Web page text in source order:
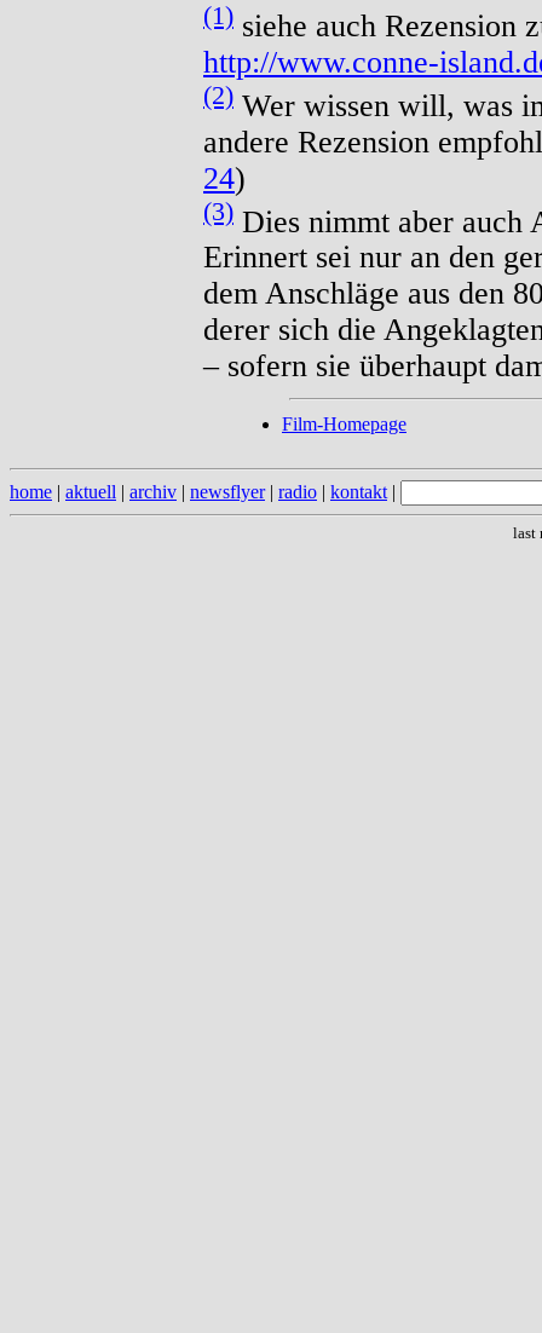
(1) siehe auch Rezension
http://www.conne-
(2) Wer wissen will, was
andere Rezension
24)
(3) Dies nimmt aber
Erinnert sei nur an den
dem Anschläge aus den
derer sich die
– sofern sie überhaupt
Film-Homepage
home | aktuell | archiv | newsflyer| radio | kontakt |
last